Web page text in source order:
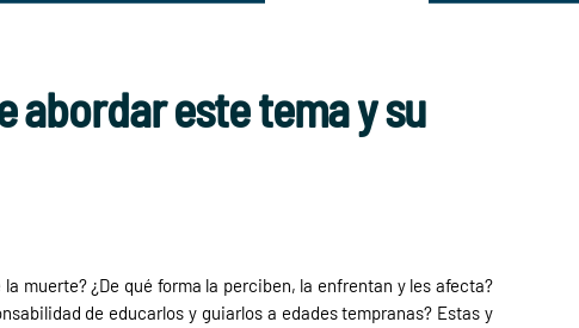
abordar este tema y su
muerte? ¿De qué forma la perciben, la enfrentan y les afecta?
de educarlos y guiarlos a edades tempranas? Estas y